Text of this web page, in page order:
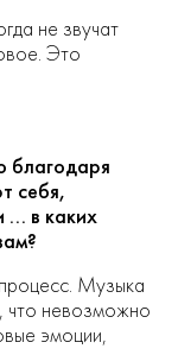
не звучат
Это
благодаря
себя,
… в каких
Музыка
что невозможно
эмоции,